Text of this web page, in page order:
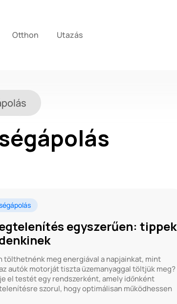
Otthon Utazás
egyszerűen: tippek
tölthetnénk meg energiával a napjainkat, mint
autók motorját tiszta üzemanyaggal töltjük meg?
el testét egy rendszerként, amely időnként
szorul, hogy optimálisan működhessen